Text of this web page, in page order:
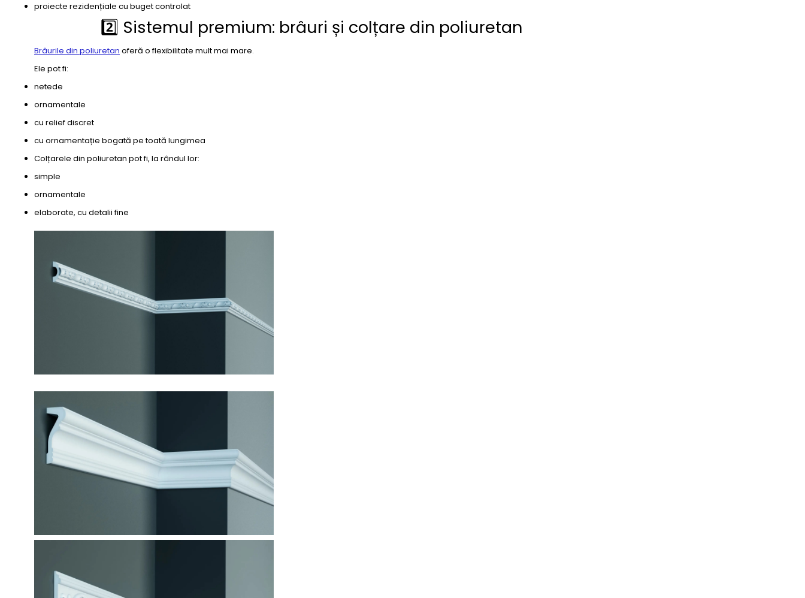
proiecte rezidențiale cu buget controlat
2️⃣ Sistemul premium: brâuri și colțare din poliuretan
Brâurile din poliuretan oferă o flexibilitate mult mai mare.
Ele pot fi:
netede
ornamentale
cu relief discret
cu ornamentație bogată pe toată lungimea
Colțarele din poliuretan pot fi, la rândul lor:
simple
ornamentale
elaborate, cu detalii fine